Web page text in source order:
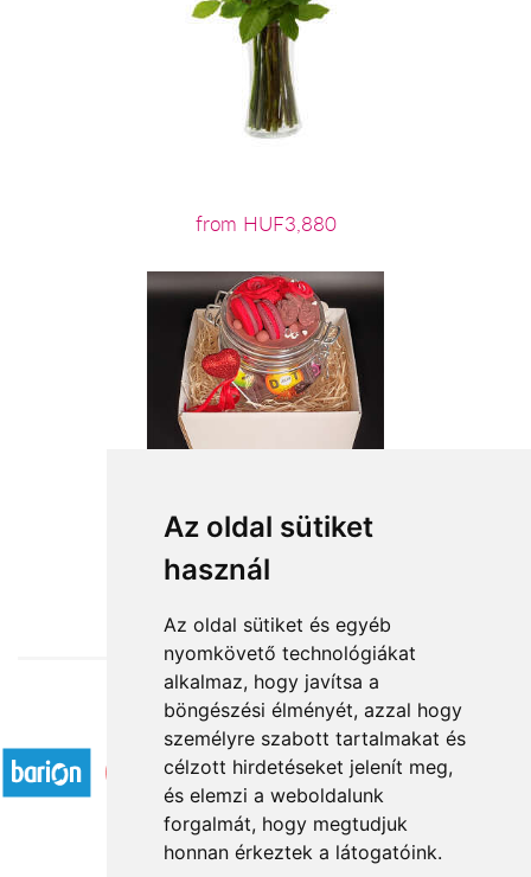
Az oldal sütiket
használ
Az oldal sütiket és egyéb
nyomkövető technológiákat
alkalmaz, hogy javítsa a
böngészési élményét, azzal hogy
személyre szabott tartalmakat és
célzott hirdetéseket jelenít meg,
és elemzi a weboldalunk
forgalmát, hogy megtudjuk
honnan érkeztek a látogatóink.
from HUF3,880
from HUF12,000
Accepted payment methods